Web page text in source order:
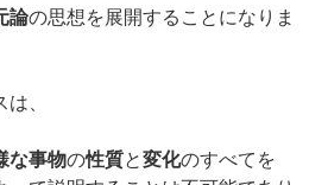
論の思想を展開することになりま
、
な事物の性質と変化のすべてを